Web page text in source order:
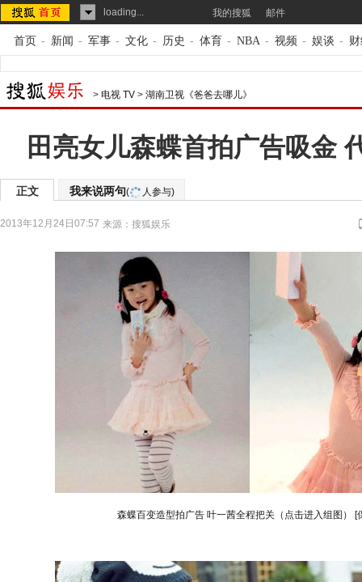
loading... 我的搜狐 邮件
首页 - 新闻 - 军事 - 文化 - 历史 - 体育 - NBA - 视频 - 娱谈 -
> 电视 TV > 湖南卫视《爸爸去哪儿》
田亮女儿森蝶首拍广告吸金
正文 我来说两句( 人参与)
2013年12月24日07:57 来源： 搜狐娱乐
森蝶百变造型拍广告 叶一茜全程把关（点击进入组图） [